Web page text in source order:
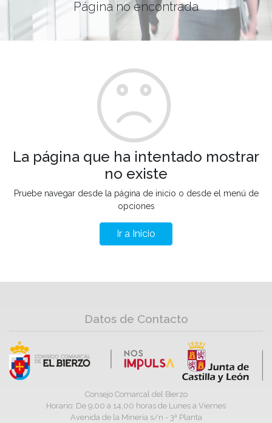
Página no encontrada
La página que ha intentado mostrar
no existe
Pruebe navegar desde la página de inicio o desde el menú de
opciones
Ir a Inicio
Datos de Contacto
Consejo Comarcal del Bierzo
Horario: De 9,00 a 14,00 horas de Lunes a Viernes
Avenida de la Minería s/n - 3ª Planta